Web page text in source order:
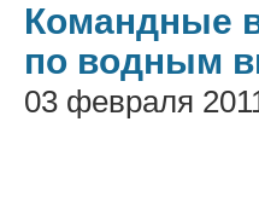
Командные
по водным
03 февраля